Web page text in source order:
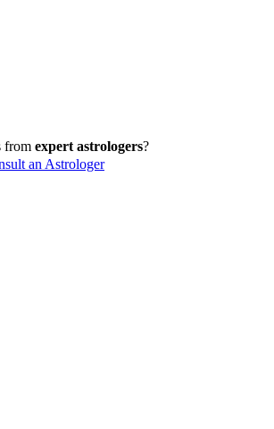
from expert astrologers?
an Astrologer